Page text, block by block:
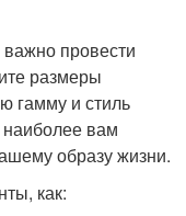
важно провести
размеры
гамму и стиль
вам
образу жизни.
как: